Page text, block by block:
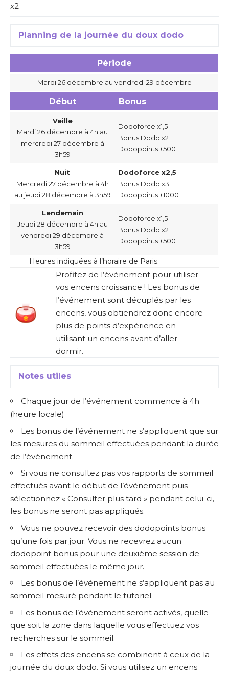
x2
Planning de la journée du doux dodo
Période
Mardi 26 décembre au vendredi 29 décembre
Début Bonus
Veille
Mardi 26 décembre à 4h au
mercredi 27 décembre à
3h59
Dodoforce x1,5
Bonus Dodo x2
Dodopoints +500
Nuit
Mercredi 27 décembre à 4h
au jeudi 28 décembre à 3h59
Dodoforce x2,5
Bonus Dodo x3
Dodopoints +1000
Lendemain
Jeudi 28 décembre à 4h au
vendredi 29 décembre à
3h59
Dodoforce x1,5
Bonus Dodo x2
Dodopoints +500
Heures indiquées à l’horaire de Paris.
Profitez de l’événement pour utiliser
vos encens croissance ! Les bonus de
l’événement sont décuplés par les
encens, vous obtiendrez donc encore
plus de points d’expérience en
utilisant un encens avant d’aller
dormir.
Notes utiles
Chaque jour de l’événement commence à 4h
(heure locale)
Les bonus de l’événement ne s’appliquent que sur
les mesures du sommeil effectuées pendant la durée
de l’événement.
Si vous ne consultez pas vos rapports de sommeil
effectués avant le début de l’événement puis
sélectionnez « Consulter plus tard » pendant celui-ci,
les bonus ne seront pas appliqués.
Vous ne pouvez recevoir des dodopoints bonus
qu’une fois par jour. Vous ne recevrez aucun
dodopoint bonus pour une deuxième session de
sommeil effectuées le même jour.
Les bonus de l’événement ne s’appliquent pas au
sommeil mesuré pendant le tutoriel.
Les bonus de l’événement seront activés, quelle
que soit la zone dans laquelle vous effectuez vos
recherches sur le sommeil.
Les effets des encens se combinent à ceux de la
journée du doux dodo. Si vous utilisez un encens